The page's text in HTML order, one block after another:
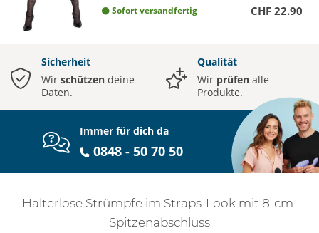
Sofort versandfertig CHF 22.90
Sicherheit
Wir schützen deine
Daten.
Qualität
Wir prüfen alle
Produkte.
Immer für dich da
0848 - 50 70 50
Halterlose Strümpfe im Straps-Look mit 8-cm-
Spitzenabschluss